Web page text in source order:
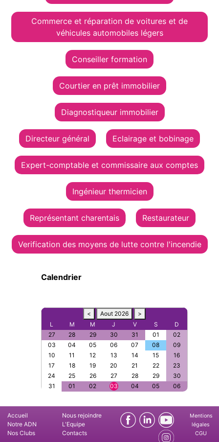
Commerce et réparation de voitures et de
véhicules automobiles légers
Conseiller formation
Courtier en prêt immobilier
Diagnostiqueur immobilier
Directeur général Eclairage et bobinage
Expert-comptable et commissaire aux comptes
Ingénieur thermicien
Représentant charentais Restaurateur
Verification des moyens de lutte contre l'incendie
Calendrier
< Aout 2026
>
L
M M J V S
D
27
28 29 30 31 01
02
03
04 05 06 07 08
09
10
11 12 13 14 15
16
17
18 19 20 21 22
23
24
25 26 27 28 29
30
31
01 02 03 04 05 06
Accueil
Notre ADN
Nos Clubs
Nous rejoindre
L'Equipe
Contacts
Mentions
légales
CGU